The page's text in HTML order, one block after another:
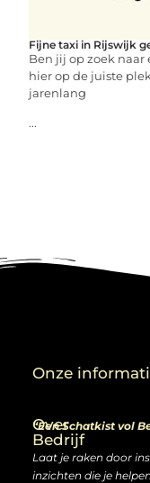
Fijne taxi in Rijswijk
Ben jij op zoek naar
hier op de juiste
jarenlang
...
Over
Bedrijf
“Een Schatkist vol
Laat je raken door
inzichten die je
Onze